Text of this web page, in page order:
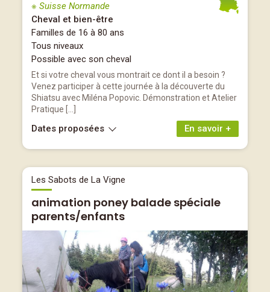
※ Suisse Normande
Cheval et bien-être
Familles de 16 à 80 ans
Tous niveaux
Possible avec son cheval
Et si votre cheval vous montrait ce dont il a besoin ?
Venez participer à cette journée à la découverte du
Shiatsu avec Miléna Popovic. Démonstration et Atelier
Pratique […]
En savoir +
Dates proposées
Les Sabots de La Vigne
animation poney balade spéciale
parents/enfants